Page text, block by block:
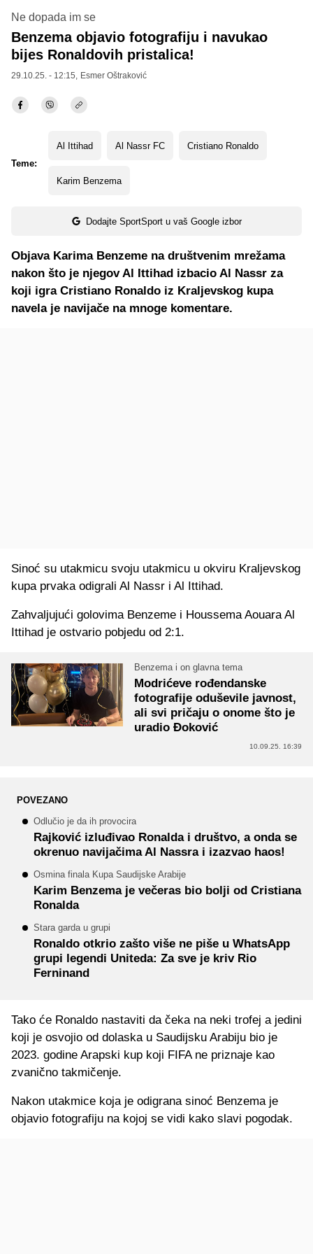
Ne dopada im se
Benzema objavio fotografiju i navukao
bijes Ronaldovih pristalica!
29.10.25. - 12:15, Esmer Oštraković
Teme:
Al Ittihad Al Nassr FC Cristiano Ronaldo
Karim Benzema
Dodajte SportSport u vaš Google izbor
Objava Karima Benzeme na društvenim mrežama
nakon što je njegov Al Ittihad izbacio Al Nassr za
koji igra Cristiano Ronaldo iz Kraljevskog kupa
navela je navijače na mnoge komentare.
Sinoć su utakmicu svoju utakmicu u okviru Kraljevskog
kupa prvaka odigrali Al Nassr i Al Ittihad.
Zahvaljujući golovima Benzeme i Houssema Aouara Al
Ittihad je ostvario pobjedu od 2:1.
Benzema i on glavna tema
Modrićeve rođendanske
fotografije oduševile javnost,
ali svi pričaju o onome što je
uradio Đoković
10.09.25. 16:39
POVEZANO
Odlučio je da ih provocira
Rajković izluđivao Ronalda i društvo, a onda se
okrenuo navijačima Al Nassra i izazvao haos!
Osmina finala Kupa Saudijske Arabije
Karim Benzema je večeras bio bolji od Cristiana
Ronalda
Stara garda u grupi
Ronaldo otkrio zašto više ne piše u WhatsApp
grupi legendi Uniteda: Za sve je kriv Rio
Ferninand
Tako će Ronaldo nastaviti da čeka na neki trofej a jedini
koji je osvojio od dolaska u Saudijsku Arabiju bio je
2023. godine Arapski kup koji FIFA ne priznaje kao
zvanično takmičenje.
Nakon utakmice koja je odigrana sinoć Benzema je
objavio fotografiju na kojoj se vidi kako slavi pogodak.